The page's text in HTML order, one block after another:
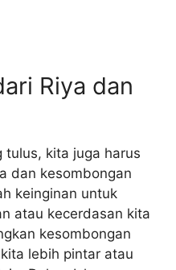
Riya dan
tulus, kita juga harus
dan kesombongan
keinginan untuk
atau kecerdasan kita
kesombongan
lebih pintar atau